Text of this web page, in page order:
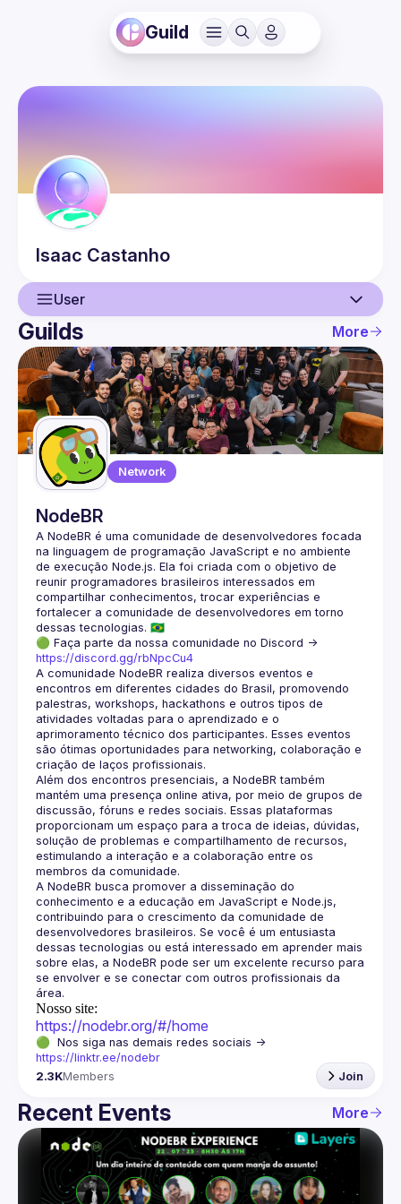
Guild
Isaac Castanho
User
User
Events
Guilds
Guilds More
Network
NodeBR
A NodeBR é uma comunidade de desenvolvedores focada
na linguagem de programação JavaScript e no ambiente
de execução Node.js. Ela foi criada com o objetivo de
reunir programadores brasileiros interessados em
compartilhar conhecimentos, trocar experiências e
fortalecer a comunidade de desenvolvedores em torno
🟢 Faça parte da nossa comunidade no Discord ->
https://discord.gg/rbNpcCu4
A comunidade NodeBR realiza diversos eventos e
encontros em diferentes cidades do Brasil, promovendo
palestras, workshops, hackathons e outros tipos de
atividades voltadas para o aprendizado e o
aprimoramento técnico dos participantes. Esses eventos
são ótimas oportunidades para networking, colaboração e
Além dos encontros presenciais, a NodeBR também
mantém uma presença online ativa, por meio de grupos de
discussão, fóruns e redes sociais. Essas plataformas
proporcionam um espaço para a troca de ideias, dúvidas,
solução de problemas e compartilhamento de recursos,
estimulando a interação e a colaboração entre os
A NodeBR busca promover a disseminação do
conhecimento e a educação em JavaScript e Node.js,
contribuindo para o crescimento da comunidade de
desenvolvedores brasileiros. Se você é um entusiasta
dessas tecnologias ou está interessado em aprender mais
sobre elas, a NodeBR pode ser um excelente recurso para
se envolver e se conectar com outros profissionais da
Nosso site:
https://nodebr.org/#/home
https://linktr.ee/nodebr
2.3KMembers Join
Recent Events More